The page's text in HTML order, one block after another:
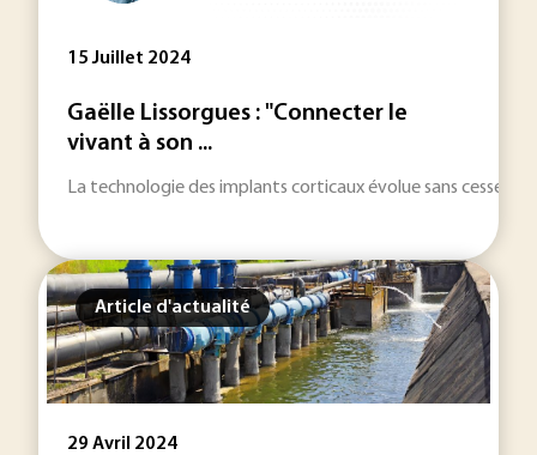
15 Juillet 2024
Gaëlle Lissorgues : "Connecter le
vivant à son ...
La technologie des implants corticaux évolue sans cesse
Article d'actualité
29 Avril 2024